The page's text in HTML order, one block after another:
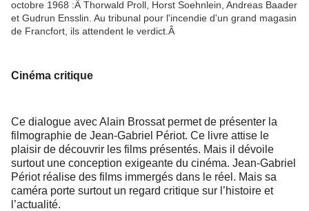
Cinéma critique
Ce dialogue avec Alain Brossat permet de présenter la
filmographie de Jean-Gabriel Périot. Ce livre attise le
plaisir de découvrir les films présentés. Mais il dévoile
surtout une conception exigeante du cinéma. Jean-Gabriel
Périot réalise des films immergés dans le réel. Mais sa
caméra porte surtout un regard critique sur l’histoire et
l’actualité.